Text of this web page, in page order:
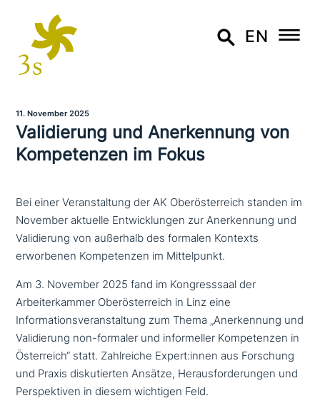
EN
11. November 2025
Validierung und Anerkennung von
Kompetenzen im Fokus
Bei einer Veranstaltung der AK Oberösterreich standen im
November aktuelle Entwicklungen zur Anerkennung und
Validierung von außerhalb des formalen Kontexts
erworbenen Kompetenzen im Mittelpunkt.
Am 3. November 2025 fand im Kongresssaal der
Arbeiterkammer Oberösterreich in Linz eine
Informationsveranstaltung zum Thema „Anerkennung und
Validierung non-formaler und infor­mel­ler Kompetenzen in
Österreich“ statt. Zahlreiche Expert:innen aus Forschung
und Praxis dis­ku­tier­ten Ansätze, Herausforderungen und
Perspektiven in diesem wichtigen Feld.